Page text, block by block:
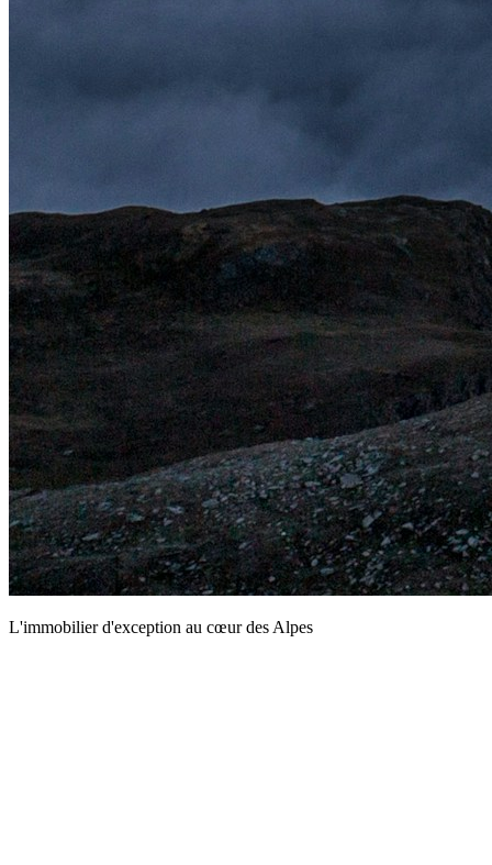
L'immobilier d'exception au cœur des Alpes